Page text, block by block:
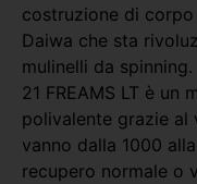
costruzione di
Daiwa che sta
mulinelli da spinning.
21 FREAMS LT è un
polivalente grazie al
vanno dalla 1000
recupero normale o